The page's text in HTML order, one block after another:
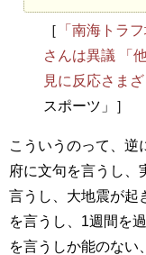
［
「南海トラ
さんは異議 「
見に反応さまざ
スポーツ」］
こういうのって、逆
府に文句を言うし、
言うし、大地震が起
を言うし、1週間を
を言うしか能のない